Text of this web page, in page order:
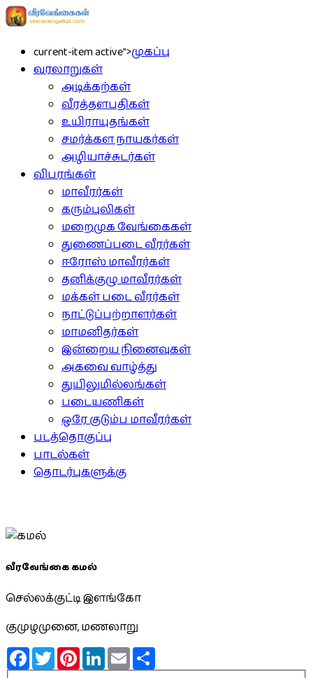
current-item active">முகப்பு
வரலாறுகள்
அடிக்கற்கள்
வீரத்தளபதிகள்
உயிராயுதங்கள்
சமர்க்கள நாயகர்கள்
அழியாச்சுடர்கள்
விபரங்கள்
மாவீரர்கள்
கரும்புலிகள்
மறைமுக வேங்கைகள்
துணைப்படை வீரர்கள்
ஈரோஸ் மாவீரர்கள்
தனிக்குழு மாவீரர்கள்
மக்கள் படை வீரர்கள்
நாட்டுப்பற்றாளர்கள்
மாமனிதர்கள்
இன்றைய நினைவுகள்
அகவை வாழ்த்து
துயிலுமில்லங்கள்
படையணிகள்
ஒரே குடும்ப மாவீரர்கள்
படத்தொகுப்பு
பாடல்கள்
தொடர்புகளுக்கு
வீரவேங்கை கமல்
செல்லக்குட்டி இளங்கோ
குமுழமுனை, மணலாறு
FacebookTwitterPinterestLinkedInEmail